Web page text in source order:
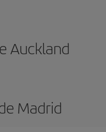
Auckland
Madrid